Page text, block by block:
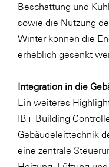
Beschattung und
sowie die Nutzung
Winter können die
erheblich gesenkt
Integration in die
Ein weiteres
IB+ Building
Gebäudeleittechnik
eine zentrale